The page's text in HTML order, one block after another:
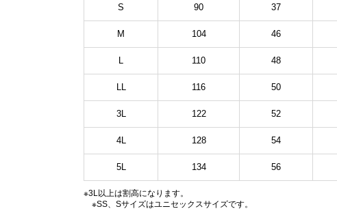
S 90 37
M 104 46
L 110 48
LL 116 50
3L 122 52
4L 128 54
5L 134 56
※3L以上は割高になります。
※SS、Sサイズはユニセックスサイズです。